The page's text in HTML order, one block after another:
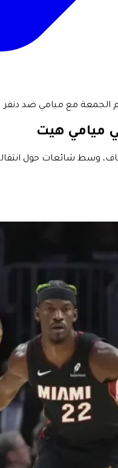
الجمعة مع ميامي ضد دنفر
ميامي هيت
وسط شائعات حول